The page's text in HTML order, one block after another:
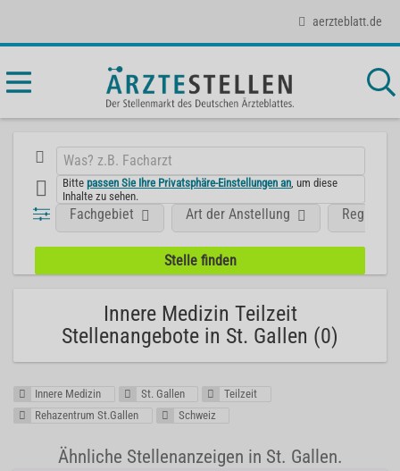
aerzteblatt.de
Bittepassen Sie Ihre Privatsphäre-Einstellungen an , um diese
Inhalte zu sehen.
Fachgebiet Art der Anstellung Region
Innere Medizin Teilzeit
Stellenangebote in St. Gallen (0)
Innere Medizin St. Gallen
Teilzeit
Rehazentrum St.Gallen
Schweiz
Ähnliche Stellenanzeigen in St. Gallen.